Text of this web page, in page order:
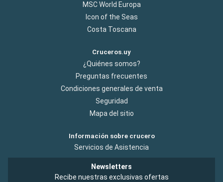
MSC World Europa
Icon of the Seas
Costa Toscana
Cruceros.uy
¿Quiénes somos?
Preguntas frecuentes
Condiciones generales de venta
Seguridad
Mapa del sitio
Información sobre crucero
Servicios de Asistencia
Newsletters
Recibe nuestras exclusivas ofertas